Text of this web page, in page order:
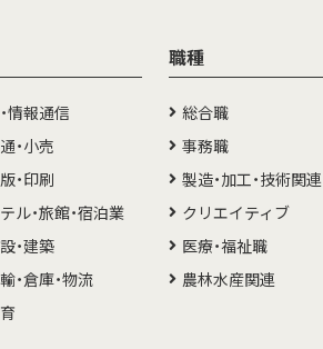
情報通信
・小売
・印刷
ル・旅館・宿泊業
・建築
・倉庫・物流
職種
総合職
事務職
製造・加工・技術関連
クリエイティブ
医療・福祉職
農林水産関連